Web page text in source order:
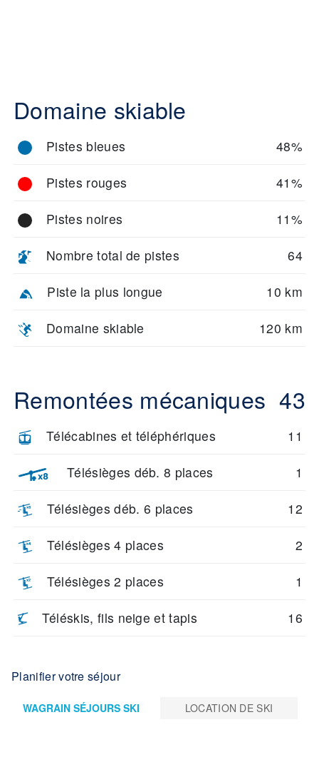
Domaine skiable
Pistes bleues 48%
Pistes rouges 41%
Pistes noires 11%
Nombre total de pistes 64
Piste la plus longue 10 km
Domaine skiable 120 km
Remontées mécaniques 43
Télécabines et téléphériques 11
Télésièges déb. 8 places 1
Télésièges déb. 6 places 12
Télésièges 4 places 2
Télésièges 2 places 1
Téléskis, fils neige et tapis 16
Planifier votre séjour
WAGRAIN SÉJOURS SKI LOCATION DE SKI